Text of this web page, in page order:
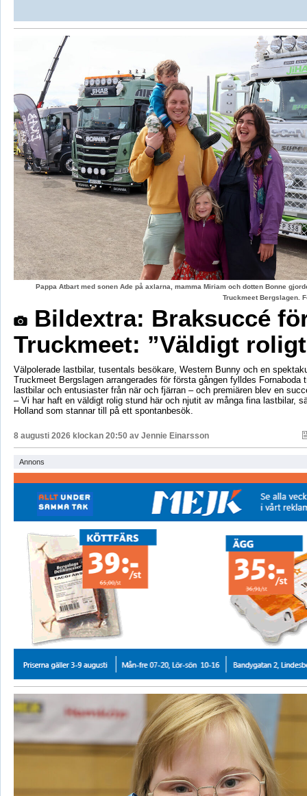
Pappa Atbart med sonen Ade på axlarna, mamma Miriam och dotten Bonne
Truckmeet Bergslagen.
Bildextra: Braksuccé
Truckmeet: ”Väldigt
Välpolerade lastbilar, tusentals besökare, Western Bunny och en
Truckmeet Bergslagen arrangerades för första gången fylldes Fornaboda
lastbilar och entusiaster från när och fjärran – och premiären blev en
– Vi har haft en väldigt rolig stund här och njutit av många fina lastbilar,
Holland som stannar till på ett spontanbesök.
8 augusti 2026 klockan 20:50 av Jennie Einarsson
Annons